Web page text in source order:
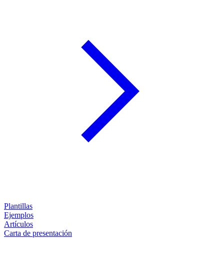
Plantillas
Ejemplos
Artículos
Carta de presentación